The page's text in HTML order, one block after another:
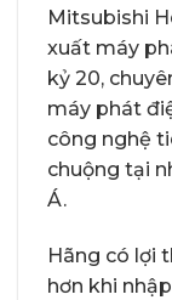
Mitsubishi
xuất máy
kỷ 20,
máy phát
công nghệ
chuộng tại
Á.
Hãng có lợi
hơn khi